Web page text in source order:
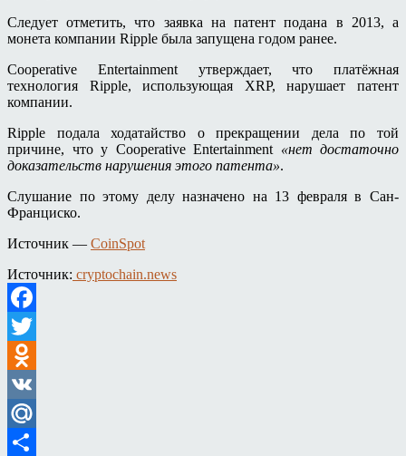
Следует отметить, что заявка на патент подана в 2013, а
монета компании Ripple была запущена годом ранее.
Cooperative Entertainment утверждает, что платёжная
технология Ripple, использующая XRP, нарушает патент
компании.
Ripple подала ходатайство о прекращении дела по той
причине, что у Cooperative Entertainment «нет достаточно
доказательств нарушения этого патента».
Слушание по этому делу назначено на 13 февраля в Сан-
Франциско.
Источник — CoinSpot
Источник: cryptochain.news
Facebook
Twitter
Odnoklassniki
VK
Mail.Ru